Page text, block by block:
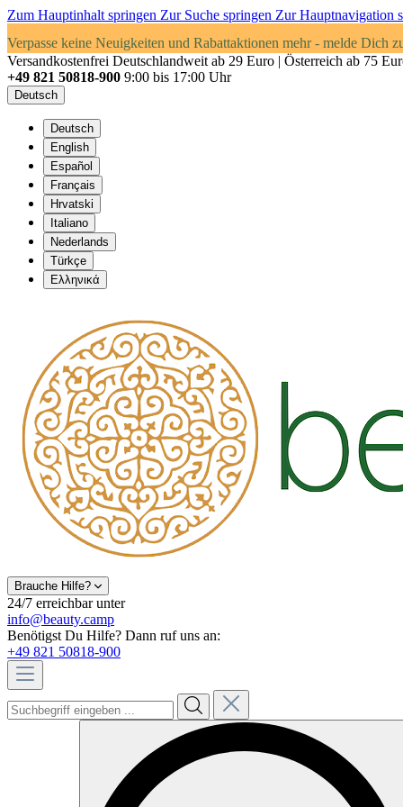
Zum Hauptinhalt springen Zur Suche springen Zur Hauptnavigation
Verpasse keine Neuigkeiten und Rabattaktionen mehr - melde Dich
Versandkostenfrei Deutschlandweit ab 29 Euro | Österreich ab 75
+49 821 50818-900 9:00 bis 17:00 Uhr
Deutsch
Deutsch
English
Español
Français
Hrvatski
Italiano
Nederlands
Türkçe
Ελληνικά
Brauche Hilfe?
24/7 erreichbar unter
info@beauty.camp
Benötigst Du Hilfe? Dann ruf uns an:
+49 821 50818-900